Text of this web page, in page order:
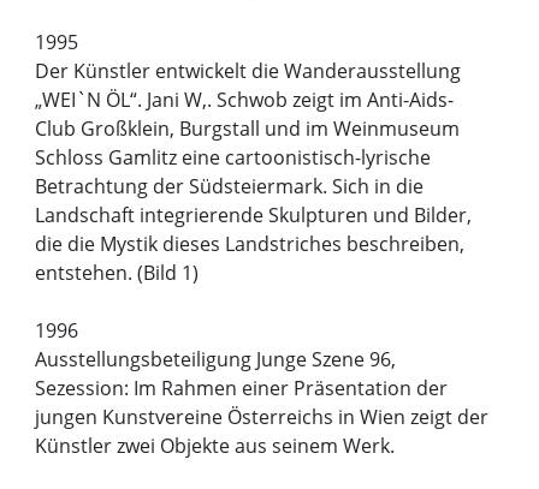
1995
Der Künstler entwickelt die Wanderausstellung
„WEI`N ÖL“. Jani W,. Schwob zeigt im Anti-Aids-
Club Großklein, Burgstall und im Weinmuseum
Schloss Gamlitz eine cartoonistisch-lyrische
Betrachtung der Südsteiermark. Sich in die
Landschaft integrierende Skulpturen und Bilder,
die die Mystik dieses Landstriches beschreiben,
entstehen. (Bild 1)
1996
Ausstellungsbeteiligung Junge Szene 96,
Sezession: Im Rahmen einer Präsentation der
jungen Kunstvereine Österreichs in Wien zeigt der
Künstler zwei Objekte aus seinem Werk.